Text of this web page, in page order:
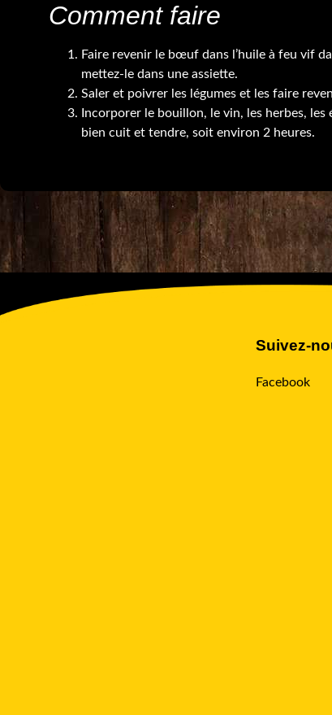
Comment faire
Faire revenir le bœuf dans l’huile à feu vif
mettez-le dans une assiette.
Saler et poivrer les légumes et les faire
Incorporer le bouillon, le vin, les herbes,
bien cuit et tendre, soit environ 2 heures.
Suivez-
Facebook